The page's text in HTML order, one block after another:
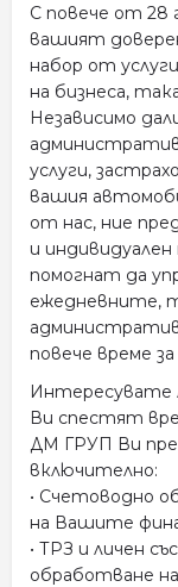
С повече от 28
вашият
набор от
на бизнеса,
Независимо
услуги,
вашия
от нас, ние
и
помогнат да
ежедневните,
повече време
Интересувате
Ви спестят
ДМ ГРУП Ви
включително:
• Счетоводно
на Вашите
• ТРЗ и личен
обработване